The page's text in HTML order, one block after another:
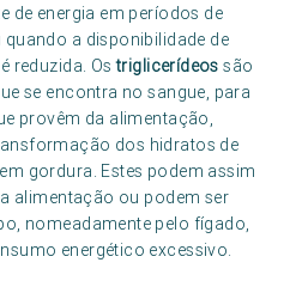
de energia em períodos de
a disponibilidade de
reduzida. Ostriglicerídeos são
se encontra no sangue, para
provêm da alimentação,
dos hidratos de
gordura. Estes podem assim
alimentação ou podem ser
nomeadamente pelo fígado,
energético excessivo.